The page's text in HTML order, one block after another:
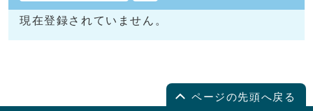
現在登録されていません。
ページの先頭へ戻る